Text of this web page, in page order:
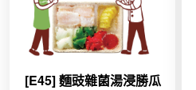
[E45] 麵豉雜菌湯浸勝瓜